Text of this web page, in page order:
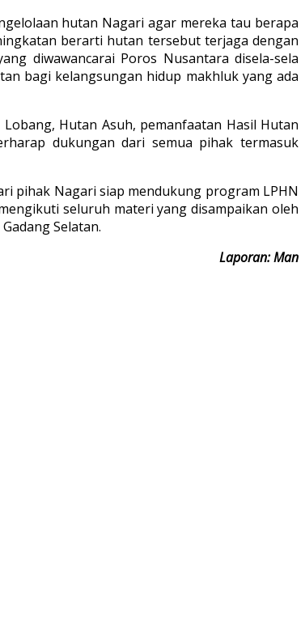
hutan Nagari agar mereka tau berapa
berarti hutan tersebut terjaga dengan
diwawancarai Poros Nusantara disela-sela
bagi kelangsungan hidup makhluk yang ada
Hutan Asuh, pemanfaatan Hasil Hutan
dukungan dari semua pihak termasuk
pihak Nagari siap mendukung program LPHN
seluruh materi yang disampaikan oleh
Selatan.
Laporan: Man